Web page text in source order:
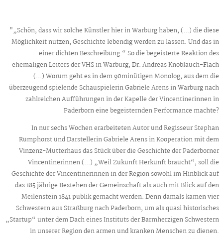
"„Schön, dass wir solche Künstler hier in Warburg haben, (...) die diese
Möglichkeit nutzen, Geschichte lebendig werden zu lassen. Und das in
einer dichten Beschreibung.“ So die begeisterte Reaktion des
ehemaligen Leiters der VHS in Warburg, Dr. Andreas Knoblauch-Flach
(...) Worum geht es in dem 90minütigen Monolog, aus dem die
überzeugend spielende Schauspielerin Gabriele Arens in Warburg nach
zahlreichen Aufführungen in der Kapelle der Vincentinerinnen in
Paderborn eine begeisternden Performance machte?
In nur sechs Wochen erarbeiteten Autor und Regisseur Stephan
Rumphorst und Darstellerin Gabriele Arens in Kooperation mit dem
Vinzenz-Mutterhaus das Stück über die Geschichte der Paderborner
Vincentinerinnen (...) „Weil Zukunft Herkunft braucht“, soll die
Geschichte der Vincentinerinnen in der Region sowohl im Hinblick auf
das 185 jährige Bestehen der Gemeinschaft als auch mit Blick auf den
Meilenstein 1841 publik gemacht werden. Denn damals kamen vier
Schwestern aus Straßburg nach Paderborn, um als quasi historisches
„Startup“ unter dem Dach eines Instituts der Barmherzigen Schwestern
in unserer Region den armen und kranken Menschen zu dienen.